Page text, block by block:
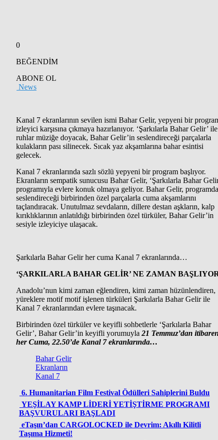
0
BEĞENDİM
ABONE OL
News
Kanal 7 ekranlarının sevilen ismi Bahar Gelir, yepyeni bir
izleyici karşısına çıkmaya hazırlanıyor. ‘Şarkılarla Bahar Gelir’ ile
ruhlar müziğe doyacak, Bahar Gelir’in seslendireceği parçalarla
kulakların pası silinecek. Sıcak yaz akşamlarına bahar esintisi
gelecek.
Kanal 7 ekranlarında sazlı sözlü yepyeni bir program başlıyor.
Ekranların sempatik sunucusu Bahar Gelir, ‘Şarkılarla Bahar
programıyla evlere konuk olmaya geliyor. Bahar Gelir, programda
seslendireceği birbirinden özel parçalarla cuma akşamlarını
taçlandıracak. Unutulmaz sevdaların, dillere destan aşkların, kalp
kırıklıklarının anlatıldığı birbirinden özel türküler, Bahar Gelir’in
sesiyle izleyiciye ulaşacak.
Şarkılarla Bahar Gelir her cuma Kanal 7 ekranlarında…
‘ŞARKILARLA BAHAR GELİR’ NE ZAMAN
Anadolu’nun kimi zaman eğlendiren, kimi zaman hüzünlendiren,
yüreklere motif motif işlenen türküleri Şarkılarla Bahar Gelir ile
Kanal 7 ekranlarından evlere taşınacak.
Birbirinden özel türküler ve keyifli sohbetlerle ‘Şarkılarla Bahar
Gelir’, Bahar Gelir’in keyifli yorumuyla 21 Temmuz’dan
her Cuma, 22.50’de Kanal 7 ekranlarında…
Bahar Gelir
Ekranların
Kanal 7
6. Humanitarian Film Festival Ödülleri Sahiplerini Buldu
YEŞİLAY KAMP LİDERİ YETİŞTİRME PROGRAMI
BAŞVURULARI BAŞLADI
eTaşın’dan CARGOLOCKED ile Devrim: Akıllı Kilitli
Taşıma Hizmeti!